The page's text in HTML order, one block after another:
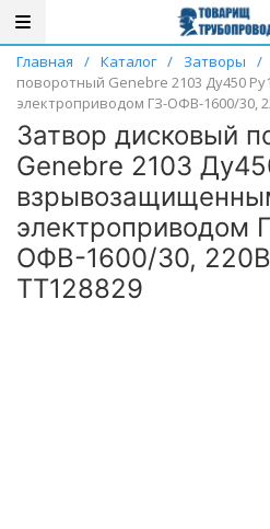
Главная / Каталог / Затворы /
поворотный Genebre 2103 Ду450
электроприводом ГЗ-ОФВ-1600/30,
Затвор дисковый
Genebre 2103
электроприводом
ОФВ-1600/30,
ТТ128829